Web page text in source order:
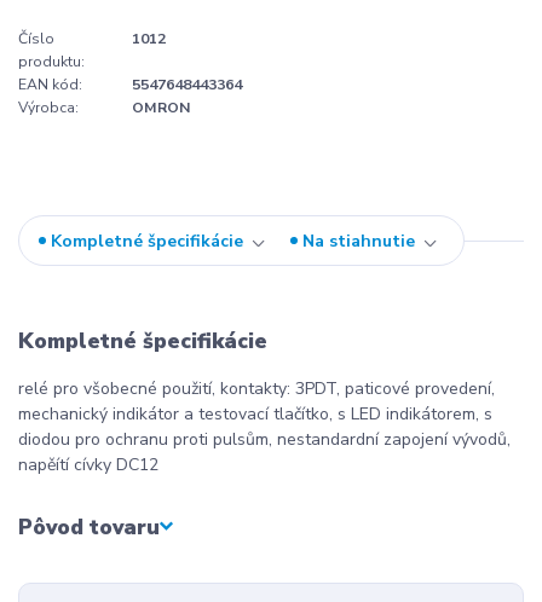
Číslo
produktu:
1012
EAN kód:
5547648443364
Výrobca:
OMRON
Kompletné špecifikácie Na stiahnutie
Kompletné špecifikácie
relé pro všobecné použití, kontakty: 3PDT, paticové provedení,
mechanický indikátor a testovací tlačítko, s LED indikátorem, s
diodou pro ochranu proti pulsům, nestandardní zapojení vývodů,
napěítí cívky DC12
Pôvod tovaru